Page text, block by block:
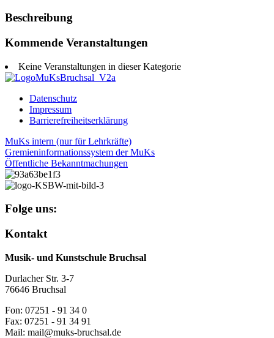
Beschreibung
Kommende Veranstaltungen
Keine Veranstaltungen in dieser Kategorie
Datenschutz
Impressum
Barrierefreiheitserklärung
MuKs intern (nur für Lehrkräfte)
Gremieninformationssystem der MuKs
Öffentliche Bekanntmachungen
Folge uns:
Kontakt
Musik- und Kunstschule Bruchsal
Durlacher Str. 3-7
76646 Bruchsal
Fon: 07251 - 91 34 0
Fax: 07251 - 91 34 91
Mail: mail@muks-bruchsal.de